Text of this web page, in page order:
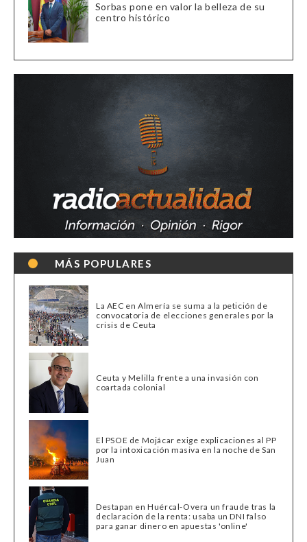
Sorbas pone en valor la belleza de su
centro histórico
MÁS POPULARES
La AEC en Almería se suma a la petición de
convocatoria de elecciones generales por la
crisis de Ceuta
Ceuta y Melilla frente a una invasión con
coartada colonial
El PSOE de Mojácar exige explicaciones al PP
por la intoxicación masiva en la noche de San
Juan
Destapan en Huércal-Overa un fraude tras la
declaración de la renta: usaba un DNI falso
para ganar dinero en apuestas 'online'